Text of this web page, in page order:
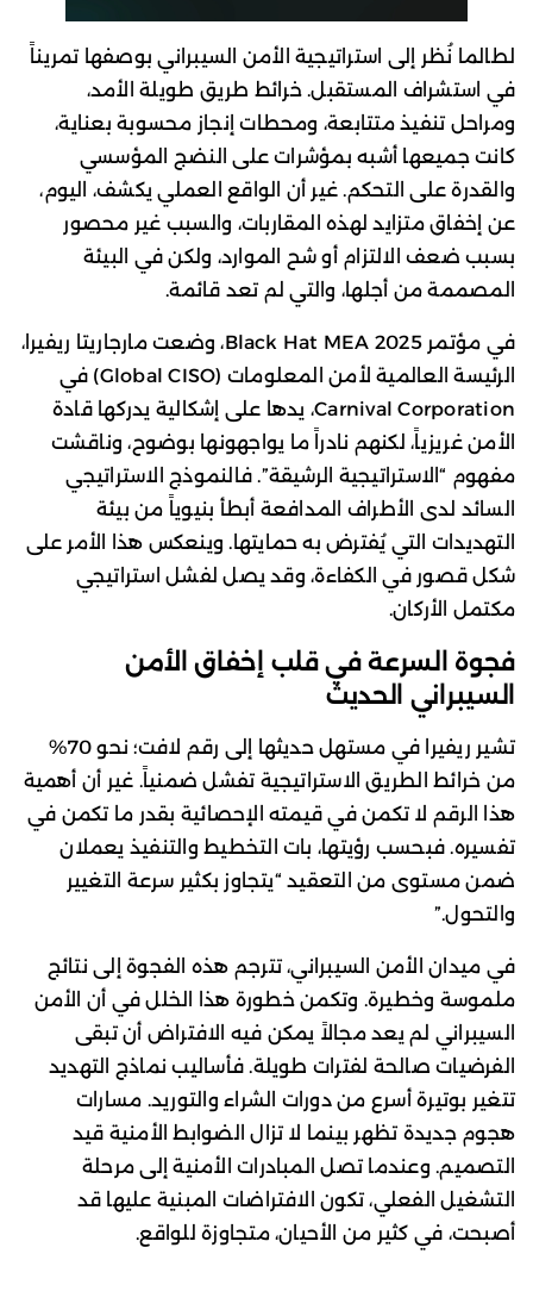
لطالما نُظر إلى استراتيجية الأمن السيبراني بوصفها تمريناً
في استشراف المستقبل. خرائط طريق طويلة الأمد،
ومراحل تنفيذ متتابعة، ومحطات إنجاز محسوبة بعناية،
كانت جميعها أشبه بمؤشرات على النضج المؤسسي
والقدرة على التحكم. غير أن الواقع العملي يكشف، اليوم،
عن إخفاق متزايد لهذه المقاربات، والسبب غير محصور
بسبب ضعف الالتزام أو شح الموارد، ولكن في البيئة
المصممة من أجلها، والتي لم تعد قائمة.
في مؤتمر Black Hat MEA 2025، وضعت مارجاريتا ريفيرا،
الرئيسة العالمية لأمن المعلومات (Global CISO) في
Carnival Corporation، يدها على إشكالية يدركها قادة
الأمن غريزياً، لكنهم نادراً ما يواجهونها بوضوح، وناقشت
مفهوم “الاستراتيجية الرشيقة”. فالنموذج الاستراتيجي
السائد لدى الأطراف المدافعة أبطأ بنيوياً من بيئة
التهديدات التي يُفترض به حمايتها. وينعكس هذا الأمر على
شكل قصور في الكفاءة، وقد يصل لفشل استراتيجي
مكتمل الأركان.
فجوة السرعة في قلب إخفاق الأمن
السيبراني الحديث
تشير ريفيرا في مستهل حديثها إلى رقم لافت؛ نحو 70%
من خرائط الطريق الاستراتيجية تفشل ضمنياً. غير أن أهمية
هذا الرقم لا تكمن في قيمته الإحصائية بقدر ما تكمن في
تفسيره. فبحسب رؤيتها، بات التخطيط والتنفيذ يعملان
ضمن مستوى من التعقيد “يتجاوز بكثير سرعة التغيير
والتحول.”
في ميدان الأمن السيبراني، تترجم هذه الفجوة إلى نتائج
ملموسة وخطيرة. وتكمن خطورة هذا الخلل في أن الأمن
السيبراني لم يعد مجالاً يمكن فيه الافتراض أن تبقى
الفرضيات صالحة لفترات طويلة. فأساليب نماذج التهديد
تتغير بوتيرة أسرع من دورات الشراء والتوريد. مسارات
هجوم جديدة تظهر بينما لا تزال الضوابط الأمنية قيد
التصميم. وعندما تصل المبادرات الأمنية إلى مرحلة
التشغيل الفعلي، تكون الافتراضات المبنية عليها قد
أصبحت، في كثير من الأحيان، متجاوزة للواقع.